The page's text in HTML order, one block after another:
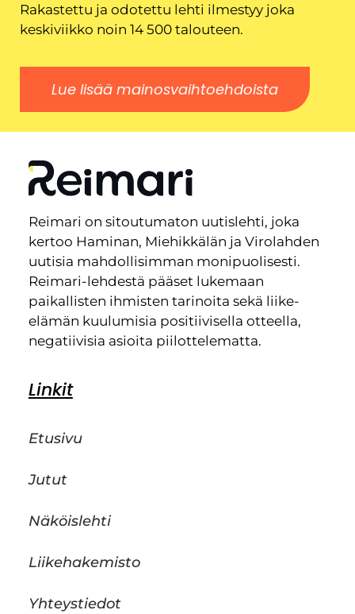
Rakastettu ja odotettu lehti ilmestyy joka
keskiviikko noin 14 500 talouteen.
Lue lisää mainosvaihtoehdoista
Reimari on sitoutumaton uutislehti, joka
kertoo Haminan, Miehikkälän ja Virolahden
uutisia mahdollisimman monipuolisesti.
Reimari-lehdestä pääset lukemaan
paikallisten ihmisten tarinoita sekä liike-
elämän kuulumisia positiivisella otteella,
negatiivisia asioita piilottelematta.
Linkit
Etusivu
Jutut
Näköislehti
Liikehakemisto
Yhteystiedot